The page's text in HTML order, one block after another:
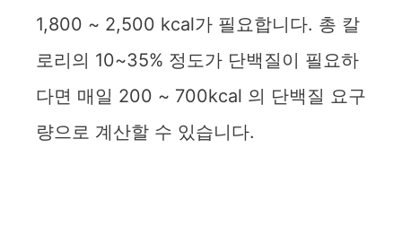
1,800 ~ 2,500 kcal가 필요합니다. 총 칼
로리의 10~35% 정도가 단백질이 필요하
다면 매일 200 ~ 700kcal 의 단백질 요구
량으로 계산할 수 있습니다.